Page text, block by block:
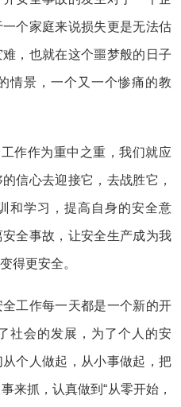
个家庭来说损失更是无法估
，也就在这个噩梦般的日子
情景，一个又一个惨痛的教
作作为重中之重，我们就应
信心去迎接它，去战胜它，
和学习，提高自身的安全意
全事故，让安全生产成为我
得更安全。
工作每一天都是一个新的开
社会的发展，为了个人的安
个人做起，从小事做起，把
来抓，认真做到“从零开始，